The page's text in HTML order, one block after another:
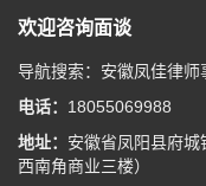
欢迎咨询面谈
导航搜索：安徽凤佳律师
电话： 18055069988
地址： 安徽省凤阳县府
西南角商业三楼）